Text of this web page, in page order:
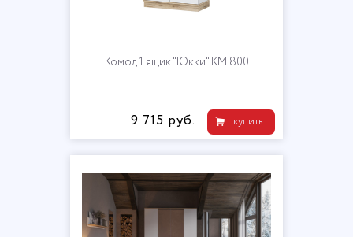
Комод 1 ящик "Юкки" КМ 800
купить
9 715 руб.